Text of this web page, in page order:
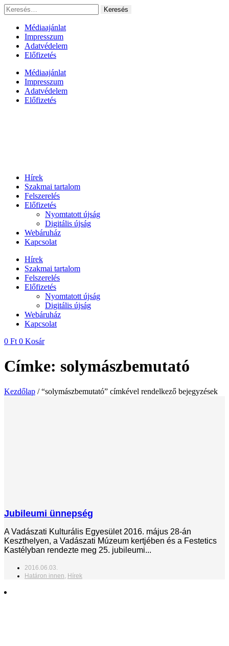
Ugrás
a
tartalomhoz
Keresés:
Médiaajánlat
Impresszum
Adatvédelem
Előfizetés
Médiaajánlat
Impresszum
Adatvédelem
Előfizetés
Hírek
Szakmai tartalom
Felszerelés
Előfizetés
Nyomtatott újság
Digitális újság
Webáruház
Kapcsolat
Hírek
Szakmai tartalom
Felszerelés
Előfizetés
Nyomtatott újság
Digitális újság
Webáruház
Kapcsolat
0 Ft 0 Kosár
Címke: solymászbemutató
Kezdőlap / “solymászbemutató” címkével rendelkező bejegyzések
Jubileumi ünnepség
A Vadászati Kulturális Egyesület 2016. május 28-án
Keszthelyen, a Vadászati Múzeum kertjében és a Festetics
Kastélyban rendezte meg 25. jubileumi...
2016.06.03.
Határon innen, Hírek